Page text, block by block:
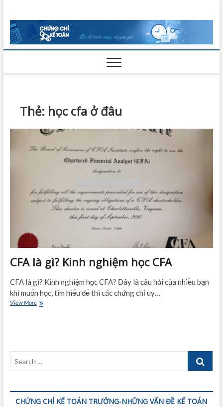
content
Chứng Chỉ
Kế Toán
Thẻ: học cfa ở đâu
CFA là gì? Kinh nghiệm học CFA
CFA là gì? Kinh nghiệm học CFA? Đây là câu hỏi của nhiều bạn
khi muốn học, tìm hiểu để thi các chứng chỉ uy…
View MoreCFA
Search
CHỨNG CHỈ KẾ TOÁN TRƯỞNG-NHỮNG VẤN ĐỀ KẾ TOÁN